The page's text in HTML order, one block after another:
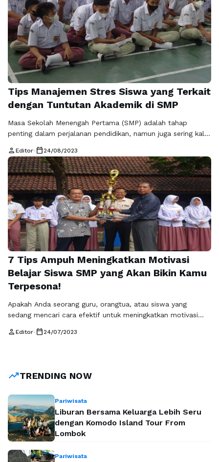
Tips Manajemen Stres Siswa yang Terkait
dengan Tuntutan Akademik di SMP
Masa Sekolah Menengah Pertama (SMP) adalah tahap
penting dalam perjalanan pendidikan, namun juga sering kali
akademik yang meningkat, ujian, tugas, dan ekspektasi
pribadi dapat menciptakan beban yang luar biasa bagi siswa.
Mengatasi stres ini bukanlah tugas yang mudah, tetapi
dengan pendekatan yang tepat, siswa dapat membangun
ketahanan mental …Baca Selengkapnya
person Editor• calendar_today 24/08/2023
7 Tips Ampuh Meningkatkan Motivasi
Belajar Siswa SMP yang Akan Bikin Kamu
Terpesona!
Apakah Anda seorang guru, orangtua, atau siswa yang
sedang mencari cara efektif untuk meningkatkan motivasi
Dalam tulisan ini, saya akan berbagi 7 tips ampuh yang akan
person Editor• calendar_today 24/07/2023
trending_upTRENDING NOW
Pariwisata
Liburan Bersama Keluarga Lebih Seru
dengan Komodo Island Tour From
Lombok
Pariwisata